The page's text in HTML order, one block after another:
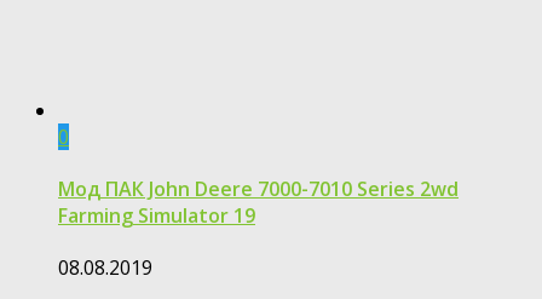
0
Мод ПАК John Deere 7000-7010 Series 2wd
Farming Simulator 19
08.08.2019